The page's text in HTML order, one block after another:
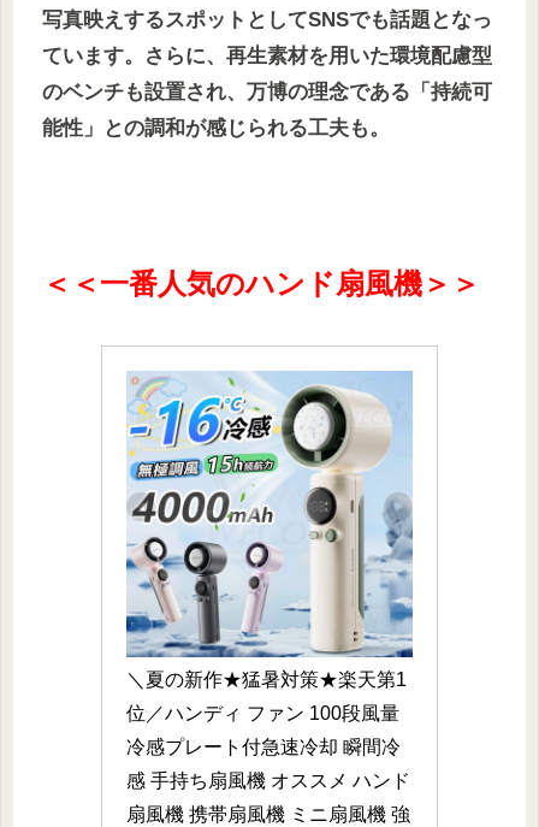
写真映えするスポットとしてSNSでも話題となっ
ています。さらに、再生素材を用いた環境配慮型
のベンチも設置され、万博の理念である「持続可
能性」との調和が感じられる工夫も。
＜＜一番人気のハンド扇風機＞＞
＼夏の新作★猛暑対策★楽天第1
位／ハンディ ファン 100段風量
冷感プレート付急速冷却 瞬間冷
感 手持ち扇風機 オススメ ハンド
扇風機 携帯扇風機 ミニ扇風機 強